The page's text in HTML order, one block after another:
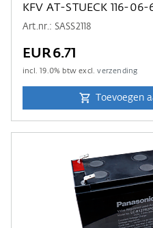
KFV AT-STUECK 116-06-
Art.nr.: SASS2118
EUR6.71
incl.19.0% btw excl.verzending
Toevoegen